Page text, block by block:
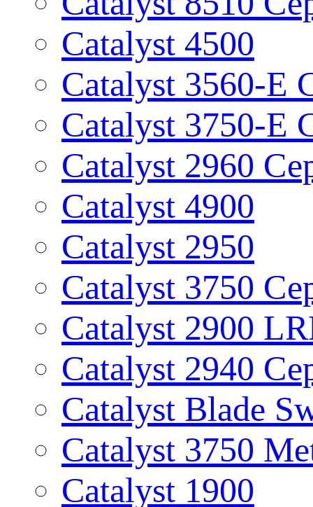
Catalyst 4500
Catalyst 3560-E
Catalyst 3750-E
Catalyst 2960
Catalyst 4900
Catalyst 2950
Catalyst 3750
Catalyst 2900
Catalyst 2940
Catalyst Blade
Catalyst 3750
Catalyst 1900